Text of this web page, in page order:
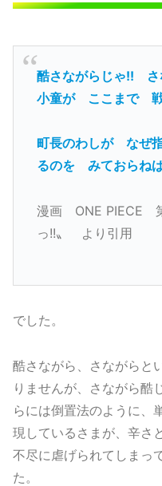
酷さながらじゃ!!
小童が
ここまで
町長のわしが なぜ
るのを
みておらね
漫画 ONE PIECE
っ!!〟 より引用
でした。
酷さながら、さながらと
りませんが、さながら酷
らには倒置法のように、
現しているさまが、辛さ
不尽に虐げられてしまっ
た。